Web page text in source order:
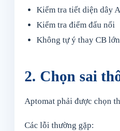
Kiểm tra tiết diện dây
Kiểm tra điểm đấu nối
Không tự ý thay CB
2. Chọn sai
Aptomat phải được chọn
Các lỗi thường gặp: